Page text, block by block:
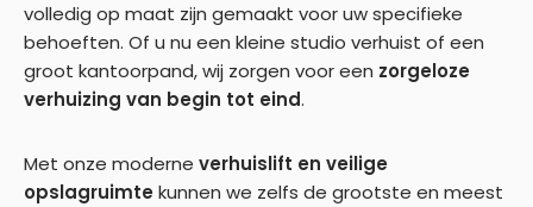
volledig op maat zijn gemaakt voor uw specifieke
behoeften. Of u nu een kleine studio verhuist of een
groot kantoorpand, wij zorgen voor een zorgeloze
verhuizing van begin tot eind.
Met onze moderne verhuislift en veilige
opslagruimtekunnen we zelfs de grootste en meest